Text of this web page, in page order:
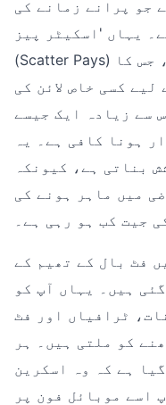
جو پرانے زمانے کی
یہاں 'اسکیٹر پیز'
(Scatter Pays) کا نظام استعمال کیا گیا ہے، جس کا
کسی خاص لائن کی
بس 8 یا اس سے زیادہ ایک جیسے
ہونا کافی ہے۔ یہ
بناتی ہے، کیونکہ
میں ماہر ہونے کی
جیت کب ہو رہی ہے۔
فٹ بال کے تھیم کے
ہیں۔ یہاں آپ کو
ٹرافیاں اور فٹ
کو ملتی ہیں۔ ہر
ہے کہ وہ اسکرین
اسے موبائل فون پر